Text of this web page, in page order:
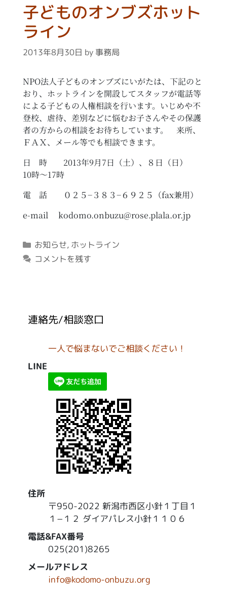
子どものオンブズホット
ライン
2013年8月30日 by 事務局
NPO法人子どものオンブズにいがたは、下記のと
おり、ホットラインを開設してスタッフが電話等
による子どもの人権相談を行います。いじめや不
登校、虐待、差別などに悩むお子さんやその保護
者の方からの相談をお待ちしています。 来所、
ＦＡＸ、メール等でも相談できます。
日 時 2013年9月7日（土）、８日（日）
10時～17時
電 話 ０２５−３８３−６９２５（fax兼用）
e-mail kodomo.onbuzu@rose.plala.or.jp
カ
テ
お知らせ, ホットライン
コメントを残す
連絡先/相談窓口
一人で悩まないでご相談ください！
LINE
住所
〒950-2022 新潟市西区小針１丁目１
１−１２ ダイアパレス小針１１０６
電話&FAX番号
025(201)8265
メールアドレス
info@kodomo-onbuzu.org